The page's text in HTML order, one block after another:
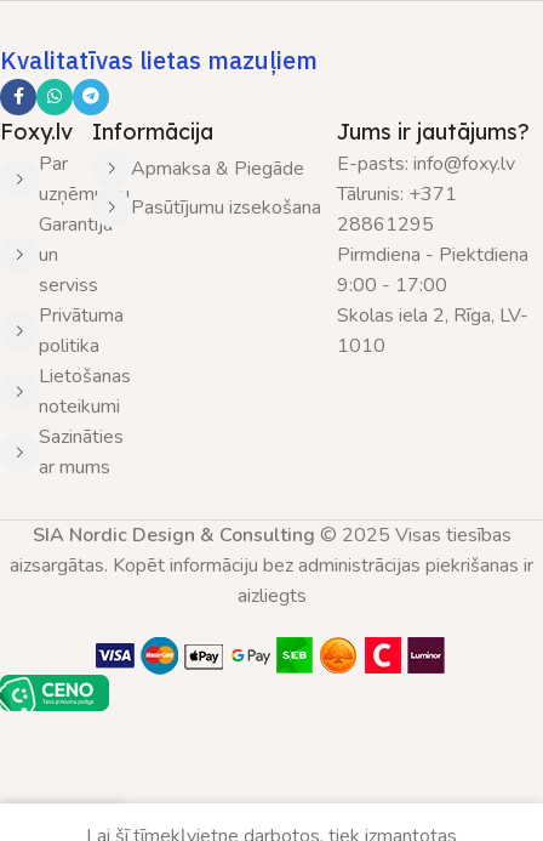
Kvalitatīvas lietas mazuļiem
Foxy.lv
Par
uzņēmumu
Garantija
un
serviss
Privātuma
politika
Lietošanas
noteikumi
Sazināties
ar mums
Informācija
Apmaksa & Piegāde
Pasūtījumu izsekošana
Jums ir jautājums?
E-pasts: info@foxy.lv
Tālrunis: +371
28861295
Pirmdiena - Piektdiena
9:00 - 17:00
Skolas iela 2, Rīga, LV-
1010
SIA Nordic Design & Consulting © 2025 Visas tiesības
aizsargātas. Kopēt informāciju bez administrācijas piekrišanas ir
aizliegts